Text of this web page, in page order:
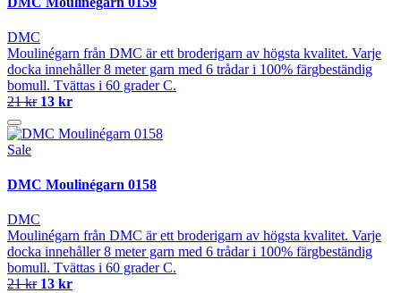
DMC
Moulinégarn från DMC är ett broderigarn av högsta kvalitet. Varje
docka innehåller 8 meter garn med 6 trådar i 100% färgbeständig
bomull. Tvättas i 60 grader C.
21 kr 13 kr
Sale
DMC Moulinégarn 0158
DMC
Moulinégarn från DMC är ett broderigarn av högsta kvalitet. Varje
docka innehåller 8 meter garn med 6 trådar i 100% färgbeständig
bomull. Tvättas i 60 grader C.
21 kr 13 kr